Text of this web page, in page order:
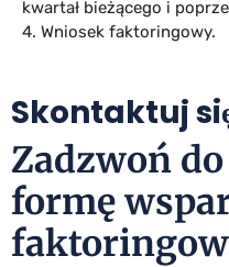
kwartał bieżącego i
4. Wniosek faktoringowy.
Skontaktuj
Zadzwoń
formę